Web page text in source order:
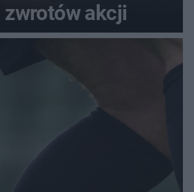
zwrotów akcji